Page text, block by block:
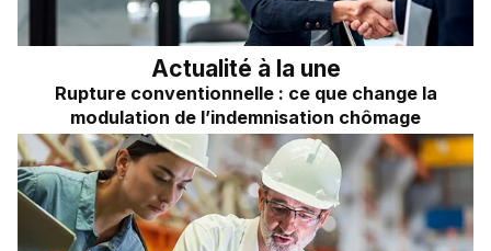
TNS
Impôts sur les sociétés
Dividendes
Bien-être en entreprise
Place à l'Expert
Sondage du mois
Actualité à la une
Rupture conventionnelle : ce que change la
modulation de l’indemnisation chômage